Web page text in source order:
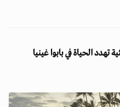
تهدد الحياة في بابوا غينيا